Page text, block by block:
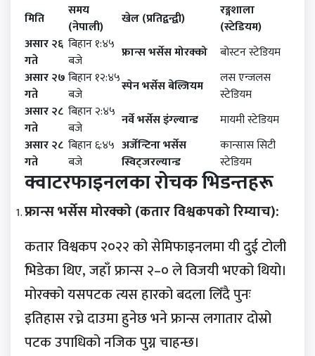
मिति
समय
(नेपाली)
खेल (प्रतिद्वन्द्वी)
रङ्गशाला
(स्टेडियम)
असार २६
गते
बिहान १:४५
बजे
फ्रान्स भर्सेस मोरक्को
बोस्टन स्टेडियम
असार २७
गते
बिहान १२:४५
बजे
स्पेन भर्सेस बेल्जियम
लस एन्जलस
स्टेडियम
असार २८
गते
बिहान २:४५
बजे
नर्वे भर्सेस इंग्ल्यान्ड
मायमी स्टेडियम
असार २८
गते
बिहान ६:४५
बजे
अर्जेन्टिना भर्सेस
स्विट्जरल्यान्ड
कान्सास सिटी
स्टेडियम
क्वाटरफाइनलका रोचक भिडन्तहरू
फ्रान्स भर्सेस मोरक्को (कतार विश्वकपको रिम्याच):
कतार विश्वकप २०२२ को सेमिफाइनलमा यी दुई टोली
भिडेका थिए, जहाँ फ्रान्स २–० ले विजयी भएको थियो।
मोरक्को यसपटक त्यस हारको बदला लिँदै पुनः
इतिहास रच्ने दाउमा हुनेछ भने फ्रान्स लगातार दोस्रो
पटक उपाधिको नजिक पुग्न चाहन्छ।